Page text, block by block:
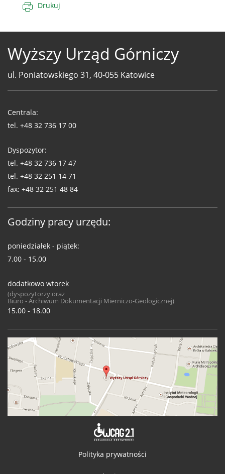
Drukuj
Wyższy Urząd Górniczy
ul. Poniatowskiego 31, 40-055 Katowice
WUG
Centrala:
tel. +48 32 736 17 00
Dyspozytor:
tel. +48 32 736 17 47
tel. +48 32 251 14 71
fax: +48 32 251 48 84
Godziny pracy urzędu:
poniedziałek - piątek:
7.00 - 15.00
dodatkowo wtorek
(dyspozytorzy oraz
Biuro - Archiwum Dokumentacji Mierniczo-Geologicznej)
15.00 - 18.00
Polityka prywatności